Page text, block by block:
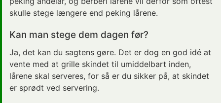
skulle stege længere end peking lårene.
Kan man stege dem dagen før?
Ja, det kan du sagtens gøre. Det er dog en god idé at
vente med at grille skindet til umiddelbart inden,
lårene skal serveres, for så er du sikker på, at skindet
er sprødt ved servering.